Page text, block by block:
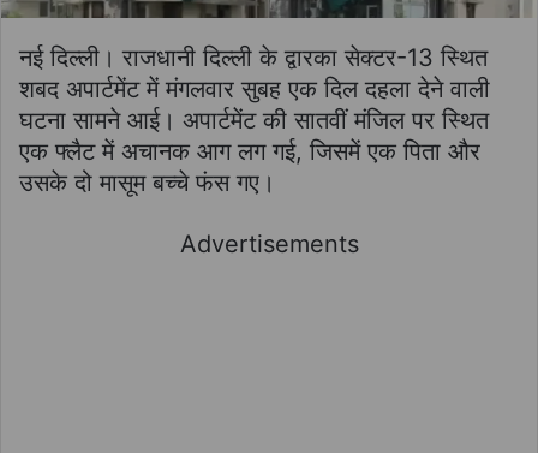
नई दिल्ली। राजधानी दिल्ली के द्वारका सेक्टर-13 स्थित
शबद अपार्टमेंट में मंगलवार सुबह एक दिल दहला देने वाली
घटना सामने आई। अपार्टमेंट की सातवीं मंजिल पर स्थित
एक फ्लैट में अचानक आग लग गई, जिसमें एक पिता और
उसके दो मासूम बच्चे फंस गए।
Advertisements